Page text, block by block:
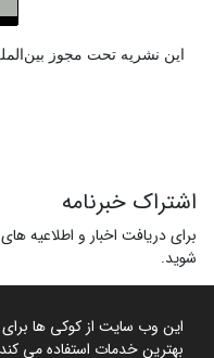
این وب سایت از کوکی ها برای
بهترین خدمات استفاده می
این نشریه تحت مجوز
اشتراک خبرنامه
برای دریافت اخبار و اطلاعیه
شوید.